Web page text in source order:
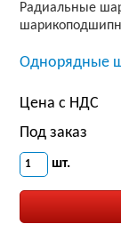
Радиальные
Однорядные
Цена с НДС
Под заказ
шт.